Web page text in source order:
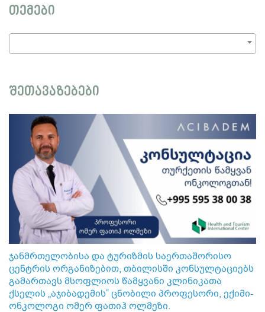
თემები
შეთავაზებები
ჯანმრთელობისა და ტურიზმის საერთაშორისო
ცენტრის ორგანიზებით, თბილისში კონსულტაციებს
გამართავს მსოფლიოს წამყვანი კლინიკათა
ქსელის „აჯიბადემის“ ცნობილი პროფესორი, ექიმი-
ონკოლოგი ომერ ფათიჰ ოლმეზი.